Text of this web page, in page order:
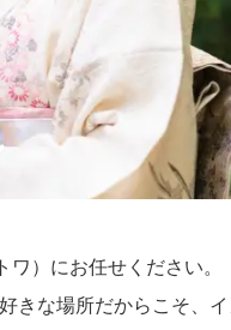
）にお任せください。
きな場所だからこそ、